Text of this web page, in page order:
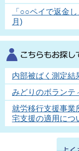
「○○ペイで返金
月)
内部被ばく測定結
みどりのボランテ
就労移行支援事業
宅支援の適用につ